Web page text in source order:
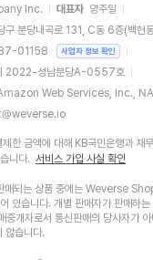
Inc. 대표자 양주일
구 분당내곡로 131, C동 6층(백현
01158 사업자 정보 확인
2022-성남분당A-0557호
Web Services, Inc.,
한 금액에 대해 KB국민은행과 채
니다. 서비스 가입 사실 확인
되는 상품 중에는 Weverse
있습니다. 개별 판매자가 판매하
중개자로서 통신판매의 당사자가
않습니다.